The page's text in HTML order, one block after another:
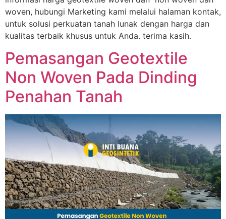
woven, hubungi Marketing kami melalui halaman kontak,
untuk solusi perkuatan tanah lunak dengan harga dan
kualitas terbaik khusus untuk Anda. terima kasih.
Pemasangan Geotextile
Non Woven Pada Dinding
Penahan Tanah